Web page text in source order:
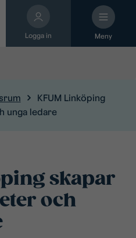
Logga in Meny
KFUM Linköping
unga ledare
skapar
och